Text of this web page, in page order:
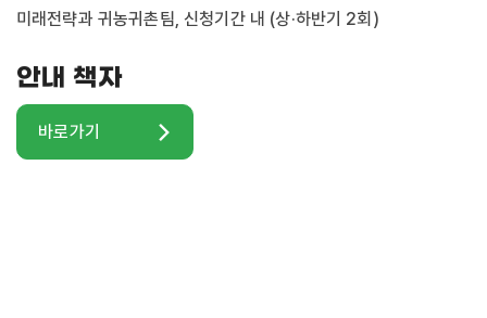
미래전략과 귀농귀촌팀, 신청기간 내 (상·하반기 2회)
안내 책자
바로가기